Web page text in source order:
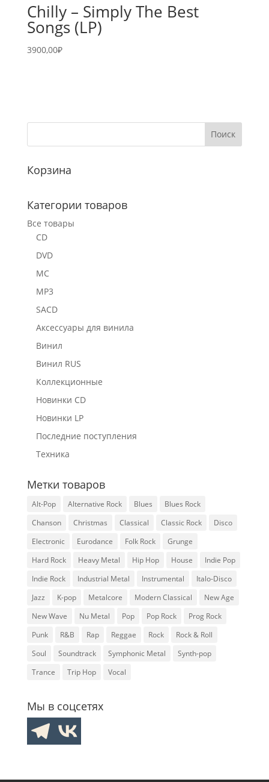
Chilly – Simply The Best
Songs (LP)
3900,00₽
Корзина
Категории товаров
Все товары
CD
DVD
MC
MP3
SACD
Аксессуары для винила
Винил
Винил RUS
Коллекционные
Новинки CD
Новинки LP
Последние поступления
Техника
Метки товаров
Alt-Pop Alternative Rock Blues
Blues Rock
Chanson
Christmas Classical Classic Rock
Disco
Electronic
Eurodance Folk Rock
Grunge
Hard Rock
Heavy Metal Hip Hop House
Indie Pop
Indie Rock
Industrial Metal Instrumental
Italo-Disco
Jazz
K-pop Metalcore Modern Classical
New Age
New Wave
Nu Metal Pop Pop Rock
Prog Rock
Punk
R&B Rap Reggae Rock
Rock & Roll
Soul
Soundtrack Symphonic Metal
Synth-pop
Trance
Trip Hop Vocal
Мы в соцсетях